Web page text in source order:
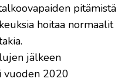
pitämistä
hoitaa normaalit
jälkeen
vuoden 2020